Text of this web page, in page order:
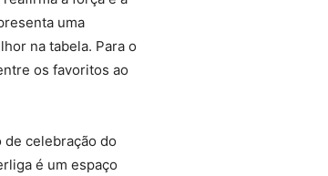
uma
na tabela. Para o
os favoritos ao
de celebração do
é um espaço